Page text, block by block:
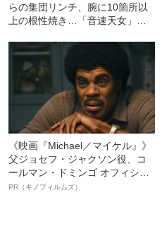
らの集団リンチ、腕に10箇所以
上の根性焼き…「音速天女」初
す、過酷すぎる10代
《映画『Michael／マイケル』》
父ジョセフ・ジャクソン役、コ
ールマン・ドミンゴ オフィシャ
ルインタビュー“観客を魅了した
PR（キノフィルムズ）